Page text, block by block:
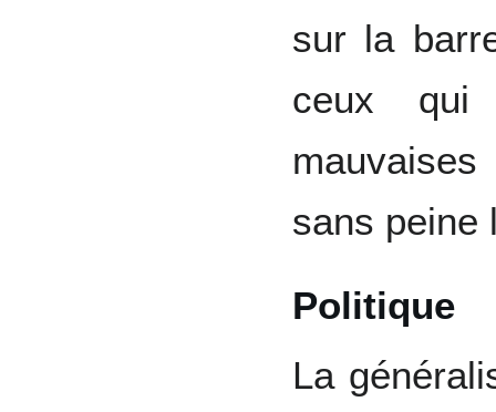
sur la
ceux
mauvaises
sans peine
Politique
La